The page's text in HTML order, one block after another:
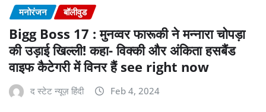
मनोरंजन बॉलीवुड
Bigg Boss 17 : मुनव्वर फारूकी ने मन्नारा चोपड़ा
की उड़ाई खिल्ली! कहा- विक्की और अंकिता हसबैंड
वाइफ कैटेगरी में विनर हैं see right now
द स्टेट न्यूज़ हिंदी Feb 4, 2024